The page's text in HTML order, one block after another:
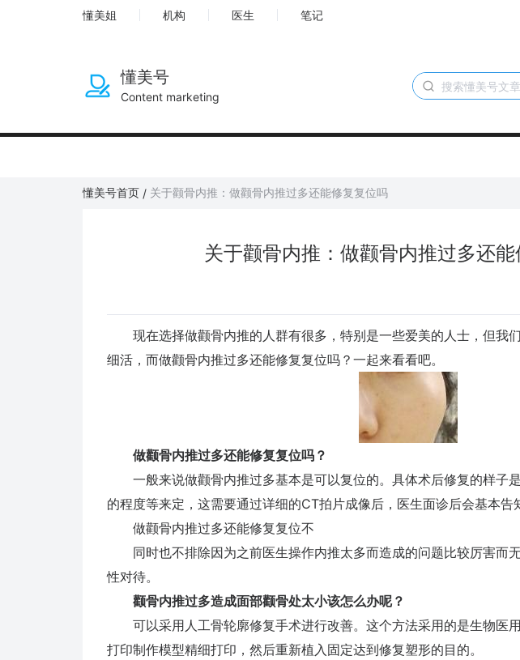
懂美姐 机构 医生 笔记
懂美号
Content marketing
懂美号首页 / 关于颧骨内推：做颧骨内推过多还能修复复位吗
关于颧骨内推：做颧骨内推过多还
现在选择做颧骨内推的人群有很多，特别是一些爱美的人士，但我
细活，而做颧骨内推过多还能修复复位吗？一起来看看吧。
做颧骨内推过多还能修复复位吗？
一般来说做颧骨内推过多基本是可以复位的。具体术后修复的样子
的程度等来定，这需要通过详细的CT拍片成像后，医生面诊后会基本告
做颧骨内推过多还能修复复位不
同时也不排除因为之前医生操作内推太多而造成的问题比较厉害而
性对待。
颧骨内推过多造成面部颧骨处太小该怎么办呢？
可以采用人工骨轮廓修复手术进行改善。这个方法采用的是生物医
打印制作模型精细打印，然后重新植入固定达到修复塑形的目的。